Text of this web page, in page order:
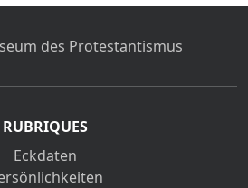
des Protestantismus
RUBRIQUES
Eckdaten